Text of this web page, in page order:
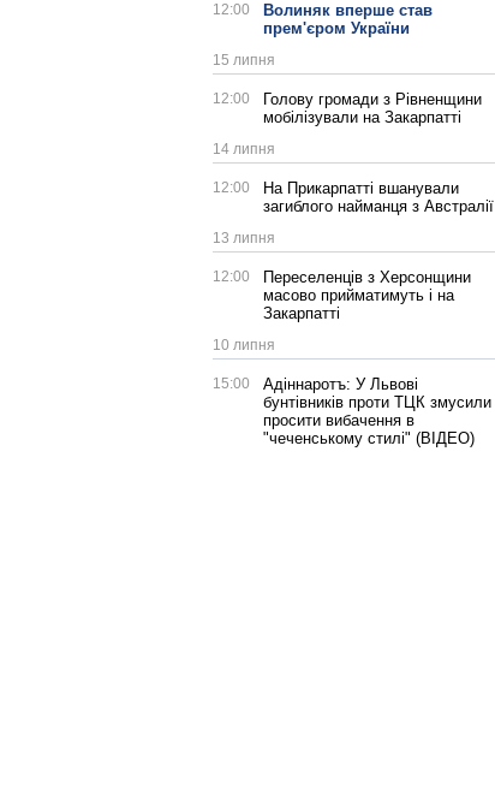
12:00
Волиняк вперше став
прем'єром України
15 липня
12:00
Голову громади з Рівненщини
мобілізували на Закарпатті
14 липня
12:00
На Прикарпатті вшанували
загиблого найманця з Австралії
13 липня
12:00
Переселенців з Херсонщини
масово прийматимуть і на
Закарпатті
10 липня
15:00
Адіннаротъ: У Львові
бунтівників проти ТЦК змусили
просити вибачення в
"чеченському стилі" (ВІДЕО)